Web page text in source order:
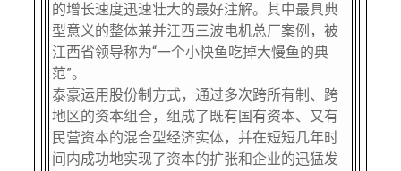
的增长速度迅速壮大的最好注解。其中最具典
型意义的整体兼并江西三波电机总厂案例，被
江西省领导称为“一个小快鱼吃掉大慢鱼的典
范”。
泰豪运用股份制方式，通过多次跨所有制、跨
地区的资本组合，组成了既有国有资本、又有
民营资本的混合型经济实体，并在短短几年时
间内成功地实现了资本的扩张和企业的迅猛发